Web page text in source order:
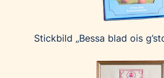
Stickbild „Bessa blad ois